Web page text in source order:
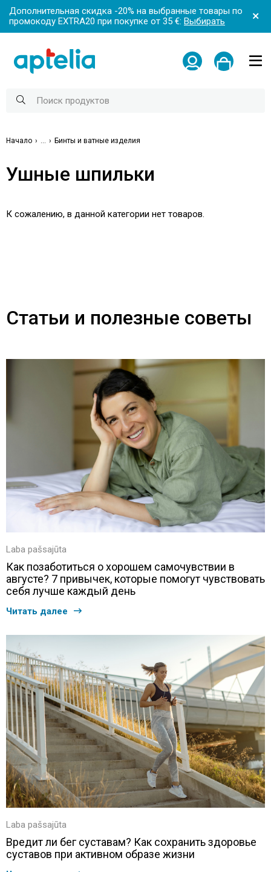
Дополнительная скидка -20% на выбранные товары по
промокоду EXTRA20 при покупке от 35 €: Выбирать
Начало Бинты и ватные изделия
Ушные шпильки
К сожалению, в данной категории нет товаров.
Статьи и полезные советы
Laba pašsajūta
Как позаботиться о хорошем самочувствии в
августе? 7 привычек, которые помогут чувствовать
себя лучше каждый день
Читать далее
Laba pašsajūta
Вредит ли бег суставам? Как сохранить здоровье
суставов при активном образе жизни